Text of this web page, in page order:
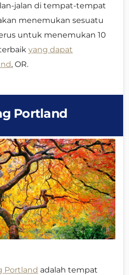
jalan di tempat-tempat
menemukan sesuatu
untuk menemukan 10
yang dapat
, OR.
Portland
Portland adalah tempat